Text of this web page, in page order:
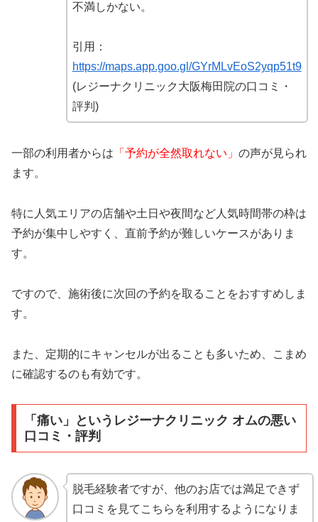
不満しかない。
引用：
https://maps.app.goo.gl/GYrMLvEoS2yqp51t9
(レジーナクリニック大阪梅田院の口コミ・
評判)
一部の利用者からは 「予約が全然取れない」 の声が見られ
ます。
特に人気エリアの店舗や土日や夜間など人気時間帯の枠は
予約が集中しやすく、直前予約が難しいケースがありま
す。
ですので、施術後に次回の予約を取ることをおすすめしま
す。
また、定期的にキャンセルが出ることも多いため、こまめ
に確認するのも有効です。
「痛い」というレジーナクリニック オムの悪い
口コミ・評判
脱毛経験者ですが、他のお店では満足できず
口コミを見てこちらを利用するようになりま